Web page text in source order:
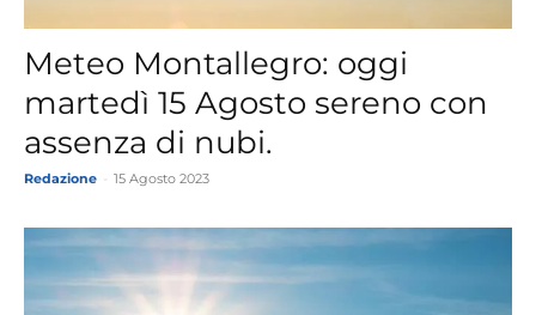
Meteo Montallegro: oggi
martedì 15 Agosto sereno con
assenza di nubi.
Redazione 15 Agosto 2023